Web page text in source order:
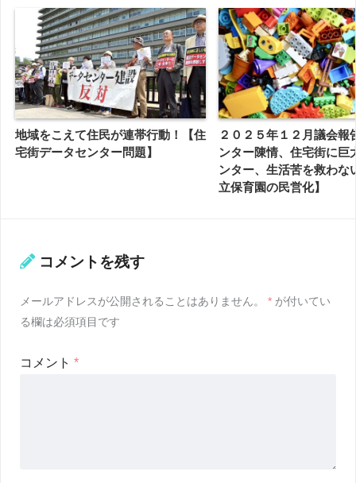
地域をこえて住民が連帯行動！【住
宅街データセンター問題】
２０２５年１２月議会報
ンター陳情、住宅街に巨
ンター、生活苦を救わな
立保育園の民営化】
コメントを残す
メールアドレスが公開されることはありません。 * が付いてい
る欄は必須項目です
コメント *